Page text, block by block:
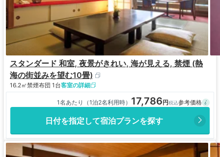
スタンダード 和室, 夜景がきれい, 海が見える, 禁煙 (熱
海の街並みを望む10畳)
16.2㎡禁煙布団 1台客室の詳細
1名あたり（1泊2名利用時） 17,786
日付を指定して宿泊プランを探す